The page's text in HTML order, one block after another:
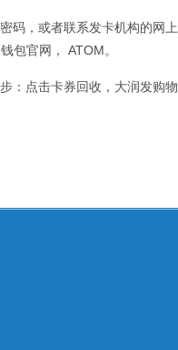
码，或者联系发卡机构的网
钱包官网， ATOM。
：点击卡券回收，大润发购